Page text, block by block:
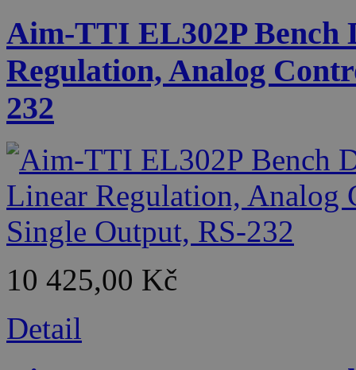
Aim-TTI EL302P Bench
Regulation, Analog
232
10 425,00 Kč
Detail